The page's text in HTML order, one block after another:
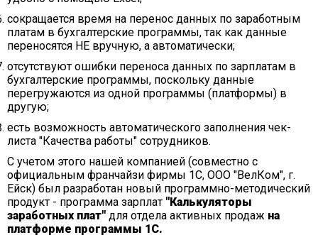
сокращается время на перенос данных по заработным
платам в бухгалтерские программы, так как данные
переносятся НЕ вручную, а автоматически;
отсутствуют ошибки переноса данных по зарплатам в
бухгалтерские программы, поскольку данные
перегружаются из одной программы (платформы) в
другую;
есть возможность автоматического заполнения чек-
листа "Качества работы" сотрудников.
С учетом этого нашей компанией (совместно с
официальным франчайзи фирмы 1С, ООО "ВелКом", г.
Ейск) был разработан новый программно-методический
продукт - программа зарплат "Калькуляторы
заработных плат" для отдела активных продаж на
платформе программы 1С.